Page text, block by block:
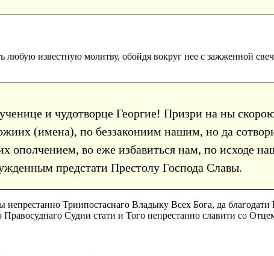
известную молитву, обойдя вокруг нее с зажженной
и чудотворце Георгие! Призри на ны
(имена), по беззакониим нашим, но да
ополчением, во еже избавиться нам, по исходе
предстати Престолу Господа Славы.
непрестанно Триипостаснаго Владыку Всех Бога, да
Судии стати и Того непрестанно славити со